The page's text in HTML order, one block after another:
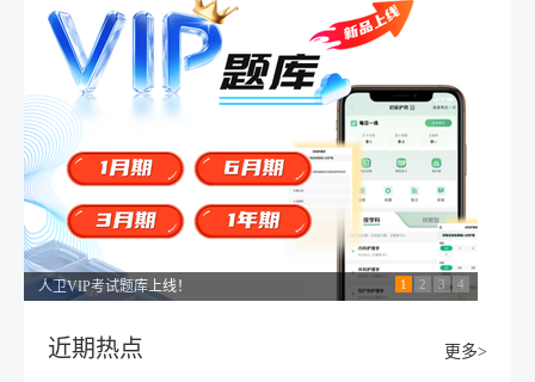
人卫VIP考试题库上线！ 1 2 3 4
近期热点 更多>